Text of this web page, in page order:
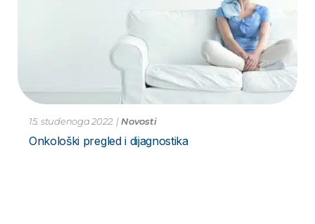
15. studenoga 2022. |Novosti
Onkološki pregled i dijagnostika